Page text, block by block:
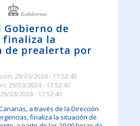
Gobierno de
finaliza la
de prealerta por
29/03/2024 - 17:52:40
29/03/2024 - 17:52:40
03/2024 - 17:52:40
a través de la Dirección
finaliza la situación de